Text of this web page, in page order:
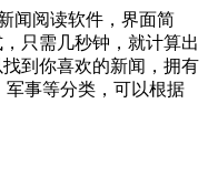
闻阅读软件，界面简
只需几秒钟，就计算出
到你喜欢的新闻，拥有
事等分类，可以根据